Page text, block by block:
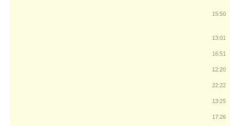
15:50
13:01
16:51
12:20
22:22
13:25
17:26